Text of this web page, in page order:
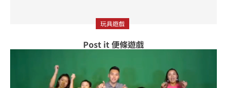
玩具遊戲
Post it 便條遊戲